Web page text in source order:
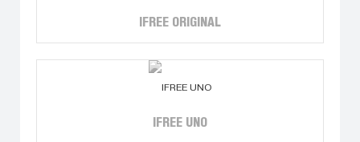
IFREE ORIGINAL
IFREE UNO